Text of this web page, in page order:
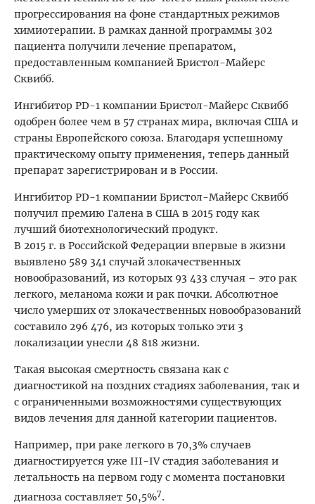
прогрессирования на фоне стандартных режимов
химиотерапии. В рамках данной программы 302
пациента получили лечение препаратом,
предоставленным компанией Бристол-Майерс
Сквибб.
Ингибитор PD-1 компании Бристол-Майерс Сквибб
одобрен более чем в 57 странах мира, включая США и
страны Европейского союза. Благодаря успешному
практическому опыту применения, теперь данный
препарат зарегистрирован и в России.
Ингибитор PD-1 компании Бристол-Майерс Сквибб
получил премию Галена в США в 2015 году как
лучший биотехнологический продукт.
В 2015 г. в Российской Федерации впервые в жизни
выявлено 589 341 случай злокачественных
новообразований, из которых 93 433 случая – это рак
легкого, меланома кожи и рак почки. Абсолютное
число умерших от злокачественных новообразований
составило 296 476, из которых только эти 3
локализации унесли 48 818 жизни.
Такая высокая смертность связана как с
диагностикой на поздних стадиях заболевания, так и
с ограниченными возможностями существующих
видов лечения для данной категории пациентов.
Например, при раке легкого в 70,3% случаев
диагностируется уже III-IV стадия заболевания и
летальность на первом году с момента постановки
диагноза составляет 50,5%7.